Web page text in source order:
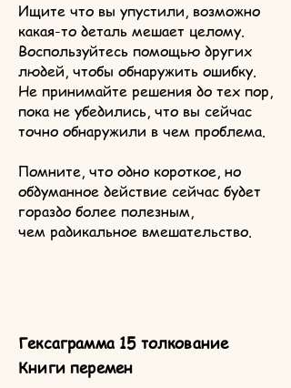
Ищите что вы упустили, возможно
какая-то деталь мешает целому.
Воспользуйтесь помощью других
людей, чтобы обнаружить ошибку.
Не принимайте решения до тех пор,
пока не убедились, что вы сейчас
точно обнаружили в чем проблема.
Помните, что одно короткое, но
обдуманное действие сейчас будет
гораздо более полезным,
чем радикальное вмешательство.
Гексаграмма 15 толкование
Книги перемен